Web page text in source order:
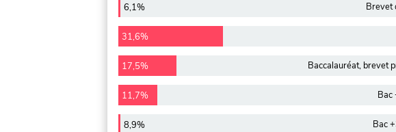
6,1% Brevet
31,6%
17,5% Baccalauréat, brevet
11,7% Bac
8,9% Bac